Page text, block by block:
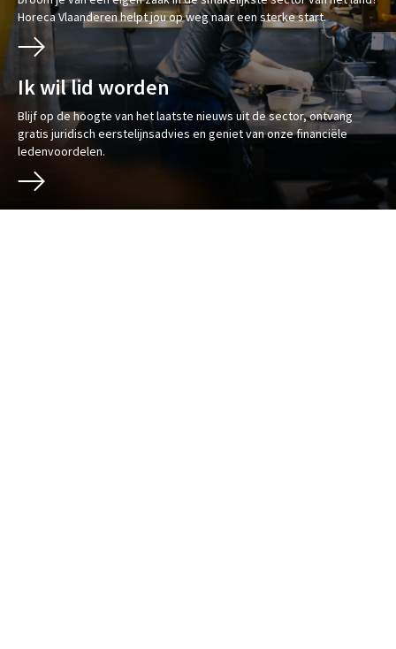
Horeca Vlaanderen helpt jou op weg naar een sterke start.
Ik wil lid worden
Blijf op de hoogte van het laatste nieuws uit de sector, ontvang
gratis juridisch eerstelijnsadvies en geniet van onze financiële
ledenvoordelen.